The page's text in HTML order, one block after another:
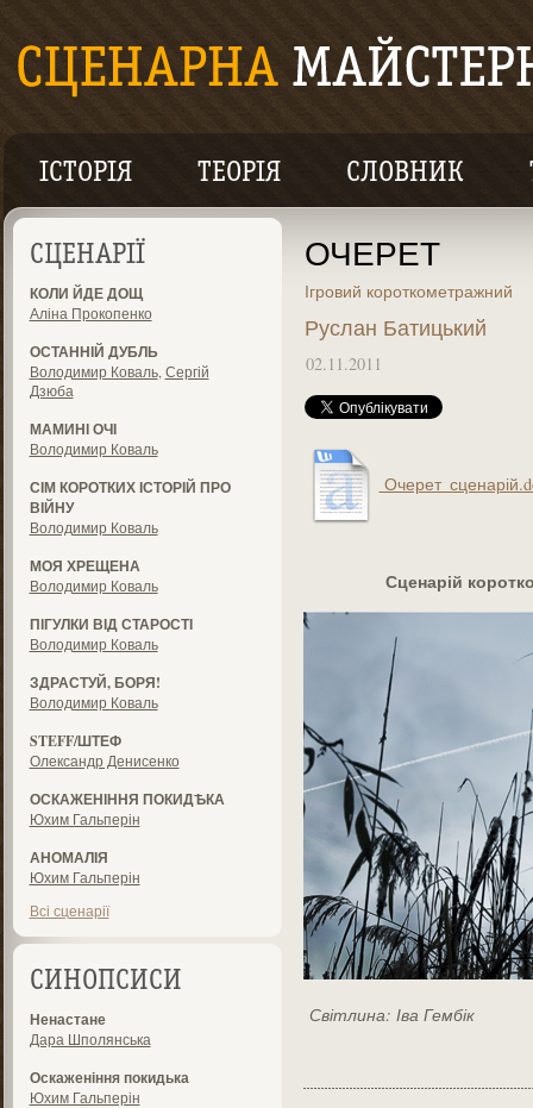
ІСТОРІЯ ТЕОРІЯ СЛОВНИК
СЦЕНАРІЇ
КОЛИ ЙДЕ ДОЩ
Аліна Прокопенко
ОСТАННІЙ ДУБЛЬ
Володимир Коваль, Сергій
Дзюба
МАМИНІ ОЧІ
Володимир Коваль
СІМ КОРОТКИХ ІСТОРІЙ ПРО
ВІЙНУ
Володимир Коваль
МОЯ ХРЕЩЕНА
Володимир Коваль
ПІГУЛКИ ВІД СТАРОСТІ
Володимир Коваль
ЗДРАСТУЙ, БОРЯ!
Володимир Коваль
STEFF/ШТЕФ
Олександр Денисенко
ОСКАЖЕНІННЯ ПОКИДѢКА
Юхим Гальперін
АНОМАЛІЯ
Юхим Гальперін
Всі сценарії
СИНОПСИСИ
Ненастане
Дара Шполянська
Оскаженіння покидька
Юхим Гальперін
ОЧЕРЕТ
Ігровий короткометражний
Руслан Батицький
02.11.2011
Сценарій
Світлина: Іва Гембік